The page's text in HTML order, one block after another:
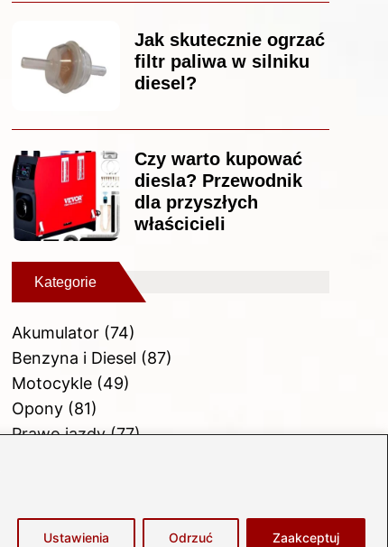
Ustawienia Odrzuć Zaakceptuj
Jak skutecznie ogrzać
filtr paliwa w silniku
diesel?
Czy warto kupować
diesla? Przewodnik
dla przyszłych
właścicieli
Kategorie
Akumulator(74)
Benzyna i Diesel (87)
Motocykle(49)
Opony(81)
Prawo jazdy(77)